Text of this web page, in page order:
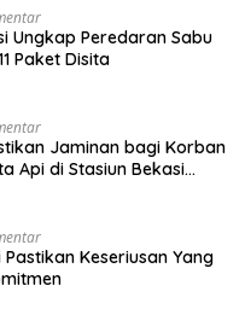
Ungkap Peredaran Sabu
Paket Disita
Jaminan bagi Korban
Api di Stasiun Bekasi
Pastikan Keseriusan Yang